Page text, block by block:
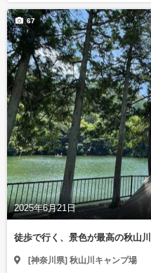
2025年6月21日
67
徒歩で行く、景色が最高の秋山
[神奈川県] 秋山川キャンプ場